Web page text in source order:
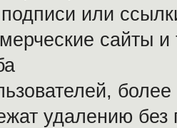
или
сайты
удалению без